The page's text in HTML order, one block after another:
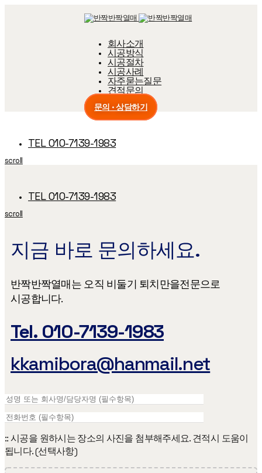
회사소개
시공방식
시공절차
시공사례
자주묻는질문
견적문의
문의 · 상담하기
TEL 010-7139-1983
scroll
TEL 010-7139-1983
scroll
지금 바로 문의하세요.
반짝반짝열매는 오직 비둘기 퇴치만을​ 전문으로
시공합니다.
Tel. 010-7139-1983
kkamibora@hanmail.net
:: 시공을 원하시는 장소의 사진을 첨부해주세요. 견적시 도움이
됩니다. (선택사항)